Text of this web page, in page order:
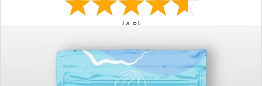
(4,8)